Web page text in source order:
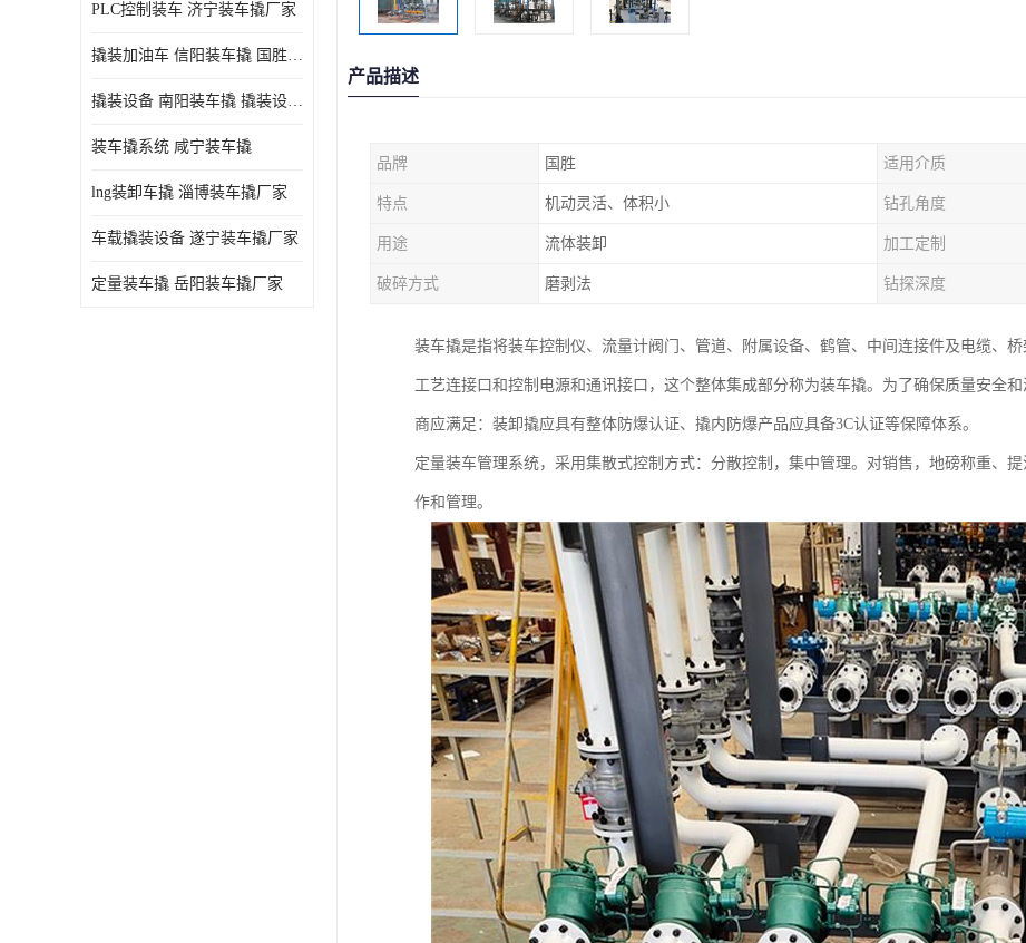
PLC控制装车 济宁装车撬厂家
撬装加油车 信阳装车撬 国胜装备
撬装设备 南阳装车撬 撬装设备 定量控制
装车撬系统 咸宁装车撬
lng装卸车撬 淄博装车撬厂家
车载撬装设备 遂宁装车撬厂家
定量装车撬 岳阳装车撬厂家
产品描述
品牌 国胜 适用介质
特点 机动灵活、体积小 钻孔角度
用途 流体装卸 加工定制
破碎方式 磨剥法 钻探深度
装车撬是指将装车控制仪、流量计阀门、管道、附属设备、鹤管、中间连接件及电缆、
工艺连接口和控制电源和通讯接口，这个整体集成部分称为装车撬。为了确保质量安全
商应满足：装卸撬应具有整体防爆认证、撬内防爆产品应具备3C认证等保障体系。
定量装车管理系统，采用集散式控制方式：分散控制，集中管理。对销售，地磅称重、
作和管理。